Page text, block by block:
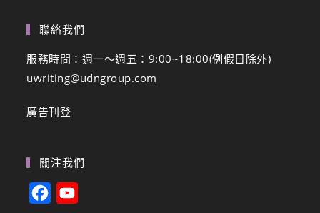
聯絡我們
服務時間：週一～週五：9:00~18:00(例假日除外)
uwriting@udngroup.com
廣告刊登
關注我們